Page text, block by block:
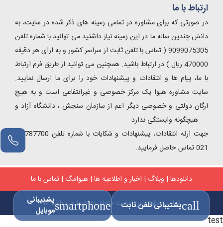
ارتباط با ما
در صورتی که برای مشاوره در تمامی زمینه های ذکر شده در سایت، به
دانش چندین ساله ما در این زمینه نیاز داشتید می توانید با شماره تلفن
9099075305 ( تماس با تلفن ثابت از سراسر کشور و به ازای هر دقیقه
470000 ریال ) در ارتباط باشید. همچنین می توانید از طریق فرم ارتباط
با ما، پیام ها و انتقادات و پیشنهادات خود را برای ما ارسال نمایید.
سایت مشاوره هیوا یک مرکز خصوصی و غیرانتفاعی است و به هیچ
ارگان دولتی و خصوصی دیگر اعم از سازمان سنجش ، دانشگاه آزاد و
.... هیچگونه وابستگی ندارد.
021 تماس حاصل فرمایید.
دانلودها | وبلاگ | اخبار و اطلاعیه ها | هیوامگ | تماس با ما
تمامی حقوق این سایت متعلق به هیوا می باشد ©
test
callپشتیبانی تلفن ثابت smartphoneپشتیبانی
موبایل